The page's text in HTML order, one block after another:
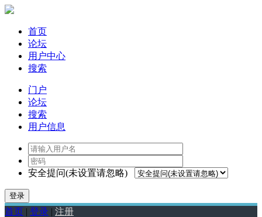
首页
论坛
用户中心
搜索
门户
论坛
搜索
用户信息
安全提问(未设置请忽略)
登录
首页 | 登录 | 注册